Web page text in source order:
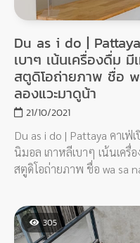
Du as i do |
เบาๆ เน้นเครื่องดื่ม
สตูดิโอถ่ายภาพ ชื่อ
ลองแวะมาดูน้า
21/10/2021
Du as i do | Pattaya คาเ
นิมอล เกาหลีเบาๆ เน้นเค
สตูดิโอถ่ายภาพ ชื่อ wa sa
305